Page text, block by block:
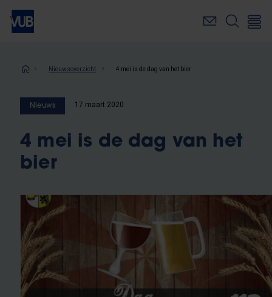
Overslaan
naar
inhoudKruimelpad
Nieuwsoverzicht 4 mei is de dag van het bier
Nieuws 17 maart 2020
4 mei is de dag van het
bier